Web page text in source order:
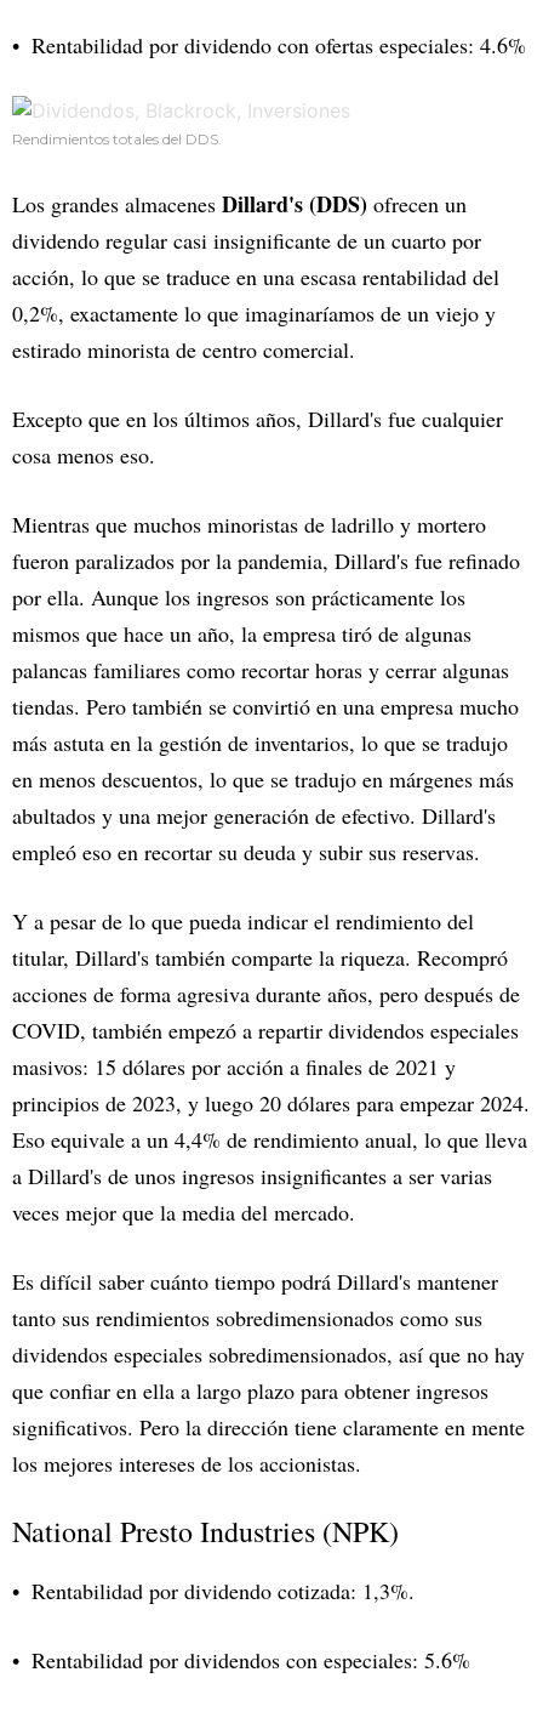
Rentabilidad por dividendo con ofertas especiales: 4.6%
Rendimientos totales del DDS.
Los grandes almacenes Dillard's (DDS) ofrecen un
dividendo regular casi insignificante de un cuarto por
acción, lo que se traduce en una escasa rentabilidad del
0,2%, exactamente lo que imaginaríamos de un viejo y
estirado minorista de centro comercial.
Excepto que en los últimos años, Dillard's fue cualquier
cosa menos eso.
Mientras que muchos minoristas de ladrillo y mortero
fueron paralizados por la pandemia, Dillard's fue refinado
por ella. Aunque los ingresos son prácticamente los
mismos que hace un año, la empresa tiró de algunas
palancas familiares como recortar horas y cerrar algunas
tiendas. Pero también se convirtió en una empresa mucho
más astuta en la gestión de inventarios, lo que se tradujo
en menos descuentos, lo que se tradujo en márgenes más
abultados y una mejor generación de efectivo. Dillard's
empleó eso en recortar su deuda y subir sus reservas.
Y a pesar de lo que pueda indicar el rendimiento del
titular, Dillard's también comparte la riqueza. Recompró
acciones de forma agresiva durante años, pero después de
COVID, también empezó a repartir dividendos especiales
masivos: 15 dólares por acción a finales de 2021 y
principios de 2023, y luego 20 dólares para empezar 2024.
Eso equivale a un 4,4% de rendimiento anual, lo que lleva
a Dillard's de unos ingresos insignificantes a ser varias
veces mejor que la media del mercado.
Es difícil saber cuánto tiempo podrá Dillard's mantener
tanto sus rendimientos sobredimensionados como sus
dividendos especiales sobredimensionados, así que no hay
que confiar en ella a largo plazo para obtener ingresos
significativos. Pero la dirección tiene claramente en mente
los mejores intereses de los accionistas.
National Presto Industries (NPK)
Rentabilidad por dividendo cotizada: 1,3%.
Rentabilidad por dividendos con especiales: 5.6%